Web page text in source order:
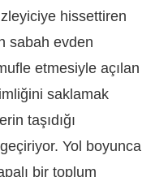
hissettiren
sabah evden
etmesiyle açılan
saklamak
taşıdığı
Yol boyunca
bir toplum